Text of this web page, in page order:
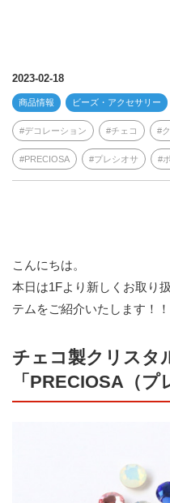
2023-02-18
商品情報 ビーズ・アクセサリー
デコレーション チェコ
PRECIOSA プレシオサ
こんにちは。
本日は1Fより新しくお取り
テムをご紹介いたします！！
チェコ製クリスタ
「PRECIOSA（プ